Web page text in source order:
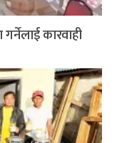
कारवाही